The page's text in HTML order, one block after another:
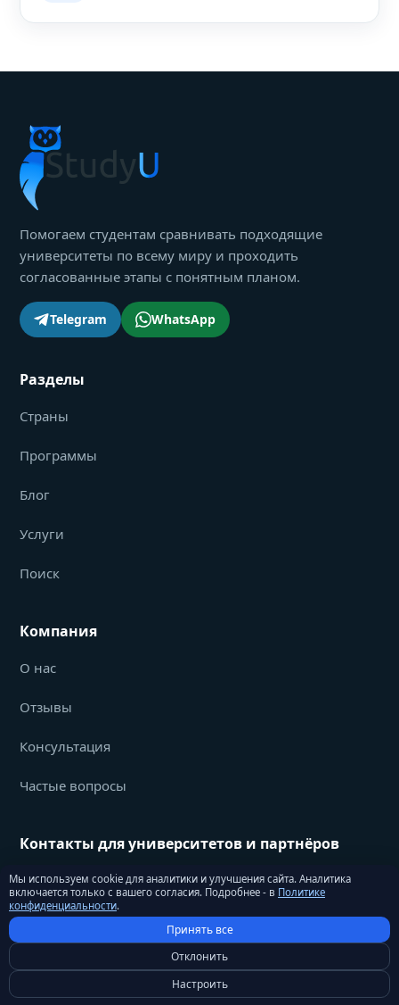
Помогаем студентам сравнивать подходящие
университеты по всему миру и проходить
согласованные этапы с понятным планом.
Telegram WhatsApp
Разделы
Страны
Программы
Блог
Услуги
Поиск
Компания
О нас
Отзывы
Консультация
Частые вопросы
Контакты для университетов и партнёров
info@studyu.org
Мы используем cookie для аналитики и улучшения сайта. Аналитика
включается только с вашего согласия. Подробнее - в Политике
конфиденциальности.
Принять все
Отклонить
Настроить